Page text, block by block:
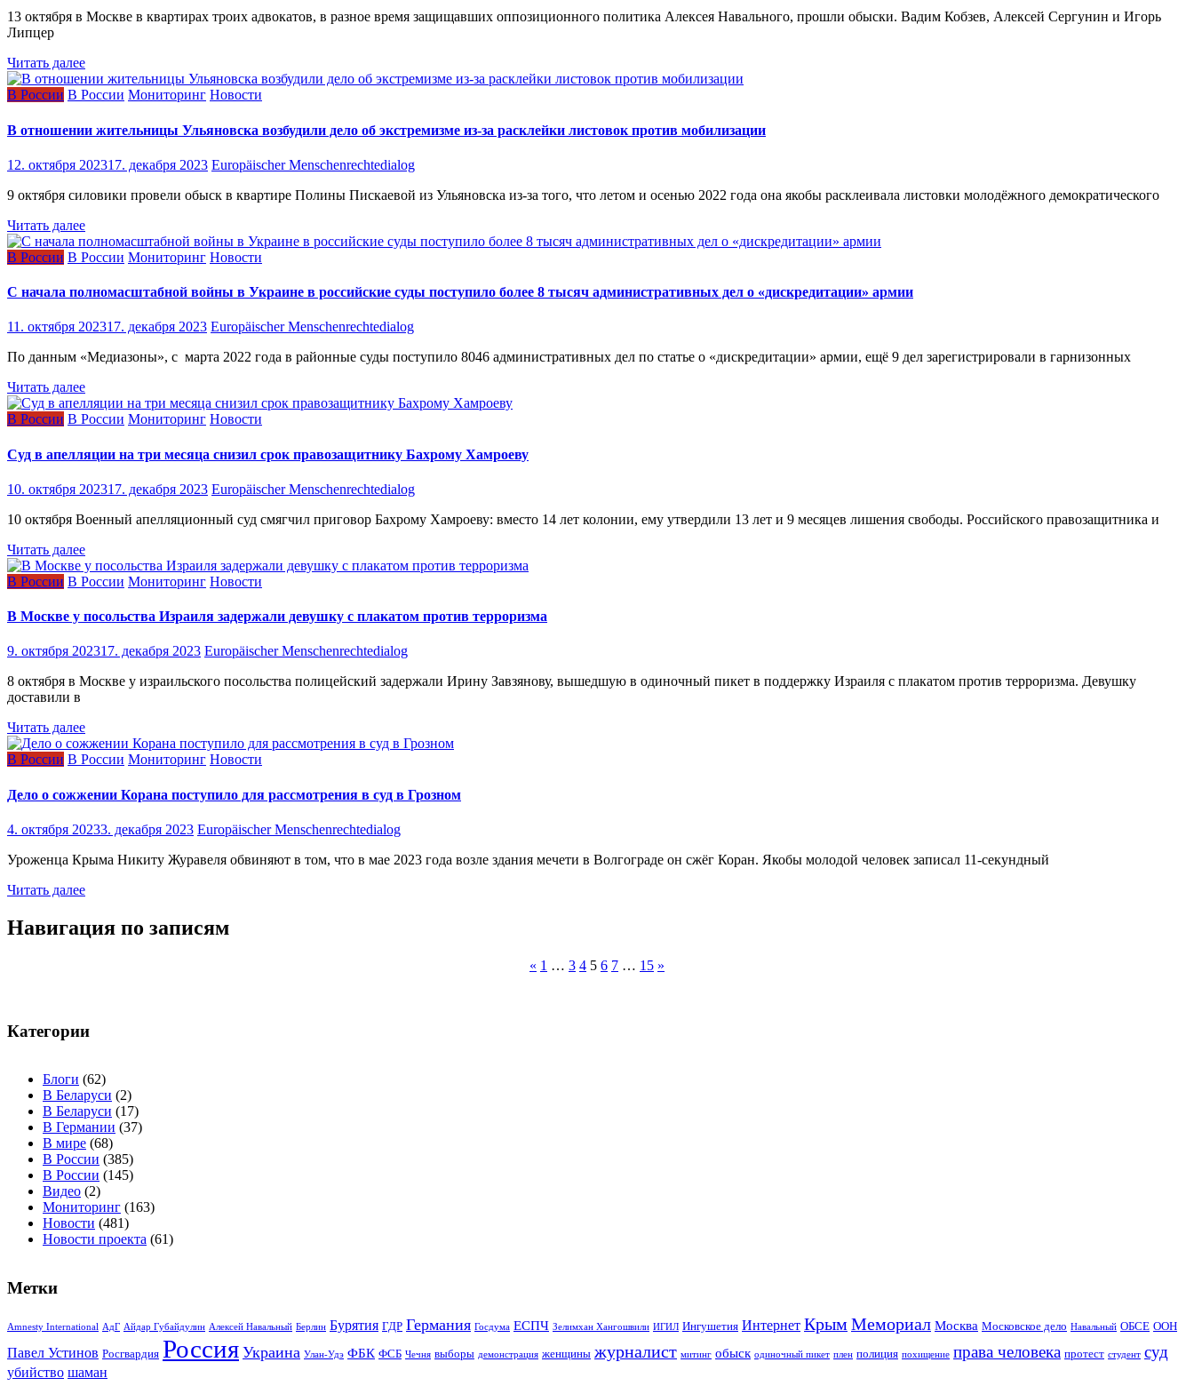
13 октября в Москве в квартирах троих адвокатов, в разное время защищавших оппозиционного политика Алексея Навального, прошли обыски. Вадим Кобзев, Алексей Сергунин и Игорь
Липцер
Читать далее
В России В России Мониторинг Новости
В отношении жительницы Ульяновска возбудили дело об экстремизме из-за расклейки листовок против мобилизации
12. октября 202317. декабря 2023 Europäischer Menschenrechtedialog
9 октября силовики провели обыск в квартире Полины Пискаевой из Ульяновска из-за того, что летом и осенью 2022 года она якобы расклеивала листовки молодёжного демократического
Читать далее
В России В России Мониторинг Новости
С начала полномасштабной войны в Украине в российские суды поступило более 8 тысяч административных дел о «дискредитации» армии
11. октября 202317. декабря 2023 Europäischer Menschenrechtedialog
По данным «Медиазоны», с марта 2022 года в районные суды поступило 8046 административных дел по статье о «дискредитации» армии, ещё 9 дел зарегистрировали в гарнизонных
Читать далее
В России В России Мониторинг Новости
Суд в апелляции на три месяца снизил срок правозащитнику Бахрому Хамроеву
10. октября 202317. декабря 2023 Europäischer Menschenrechtedialog
10 октября Военный апелляционный суд смягчил приговор Бахрому Хамроеву: вместо 14 лет колонии, ему утвердили 13 лет и 9 месяцев лишения свободы. Российского правозащитника и
Читать далее
В России В России Мониторинг Новости
В Москве у посольства Израиля задержали девушку с плакатом против терроризма
9. октября 202317. декабря 2023 Europäischer Menschenrechtedialog
8 октября в Москве у израильского посольства полицейский задержали Ирину Завзянову, вышедшую в одиночный пикет в поддержку Израиля с плакатом против терроризма. Девушку
доставили в
Читать далее
В России В России Мониторинг Новости
Дело о сожжении Корана поступило для рассмотрения в суд в Грозном
4. октября 20233. декабря 2023 Europäischer Menschenrechtedialog
Уроженца Крыма Никиту Журавеля обвиняют в том, что в мае 2023 года возле здания мечети в Волгограде он сжёг Коран. Якобы молодой человек записал 11-секундный
Читать далее
Навигация по записям
« 1 … 3 4 5 6 7 … 15 »
Категории
Блоги (62)
В Беларуси (2)
В Беларуси (17)
В Германии (37)
В мире (68)
В России (385)
В России (145)
Видео (2)
Мониторинг (163)
Новости (481)
Новости проекта (61)
Метки
Amnesty International АдГ Айдар Губайдулин Алексей Навальный Берлин Бурятия ГДР Германия Госдума ЕСПЧ Зелимхан Хангошвили ИГИЛ Ингушетия Интернет Крым Мемориал Москва Московское дело Навальный ОБСЕ ООН
Павел Устинов Росгвардия Россия Украина Улан-Удэ ФБК ФСБ Чечня выборы демонстрация женщины журналист митинг обыск одиночный пикет плен полиция похищение права человека протест студент суд
убийство шаман